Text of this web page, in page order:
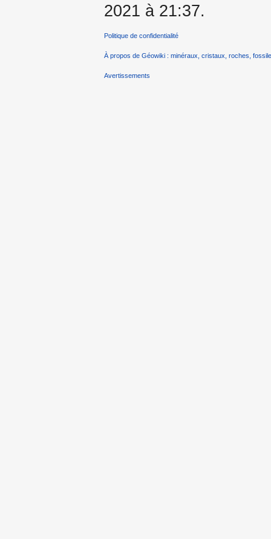
2021 à 21:37.
Politique de confidentialité
À propos de Géowiki : minéraux, cristaux, roches,
Avertissements